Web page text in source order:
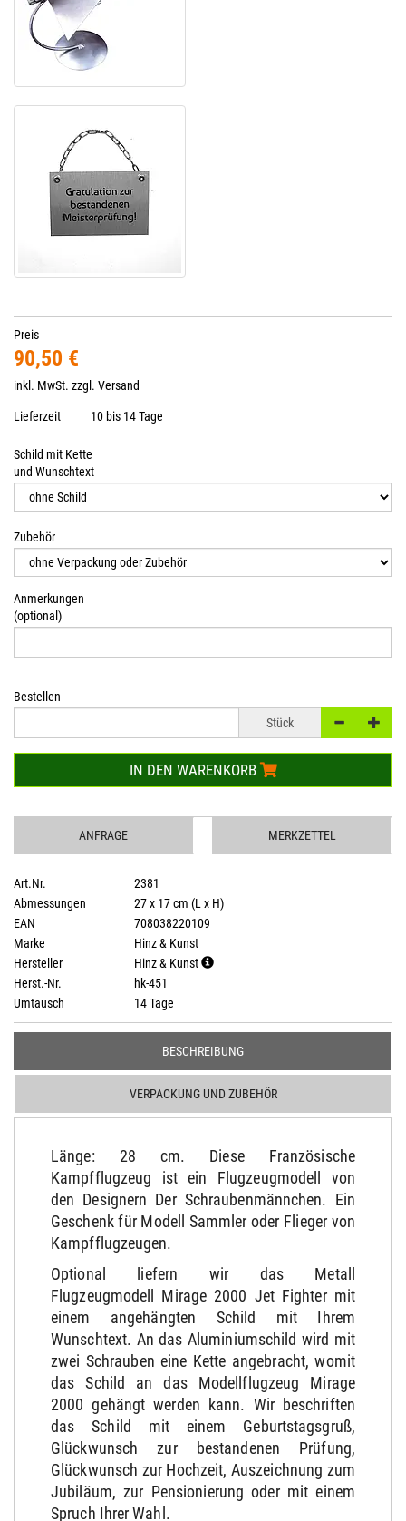
Preis
90,50 €
inkl. MwSt. zzgl. Versand
Lieferzeit 10 bis 14 Tage
Schild mit Kette
und Wunschtext
Zubehör
Anmerkungen
(optional)
Bestellen
Stück
IN DEN WARENKORB
ANFRAGE MERKZETTEL
Art.Nr.
2381
Abmessungen
27 x 17 cm (L x H)
EAN
708038220109
Marke
Hinz & Kunst
Hersteller
Hinz & Kunst
Herst.-Nr.
hk-451
Umtausch
14 Tage
BESCHREIBUNG
VERPACKUNG UND ZUBEHÖR
Länge: 28 cm. Diese Französische
Kampfflugzeug ist ein Flugzeugmodell von
den Designern Der Schraubenmännchen. Ein
Geschenk für Modell Sammler oder Flieger von
Kampfflugzeugen.
Optional liefern wir das Metall
Flugzeugmodell Mirage 2000 Jet Fighter mit
einem angehängten Schild mit Ihrem
Wunschtext. An das Aluminiumschild wird mit
zwei Schrauben eine Kette angebracht, womit
das Schild an das Modellflugzeug Mirage
2000 gehängt werden kann. Wir beschriften
das Schild mit einem Geburtstagsgruß,
Glückwunsch zur bestandenen Prüfung,
Glückwunsch zur Hochzeit, Auszeichnung zum
Jubiläum, zur Pensionierung oder mit einem
Spruch Ihrer Wahl.